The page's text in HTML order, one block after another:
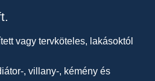
vagy tervköteles, lakásoktól
, villany-, kémény és